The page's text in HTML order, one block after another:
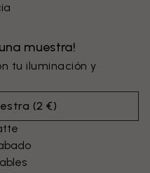
muestra!
tu iluminación y
(2 €)